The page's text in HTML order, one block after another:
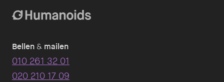
Bellen & mailen
010 261 32 01
020 210 17 09